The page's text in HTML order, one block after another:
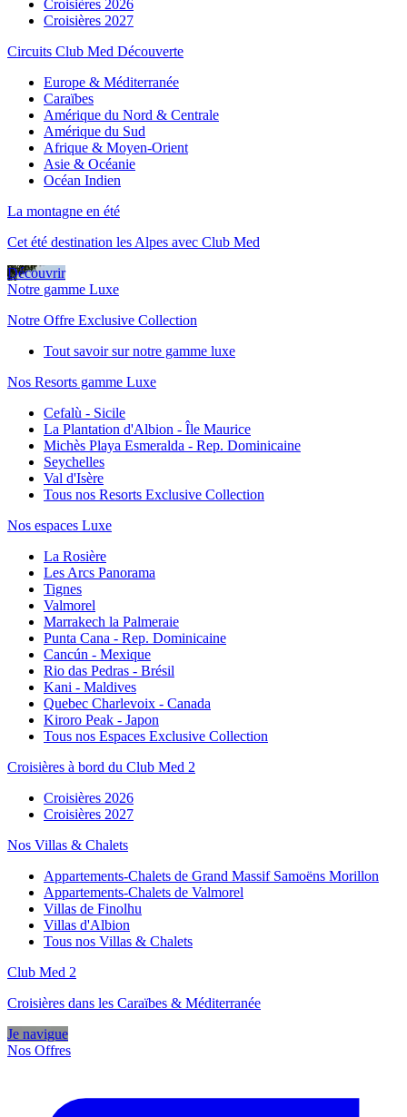
Croisières 2026
Croisières 2027
Circuits Club Med Découverte
Europe & Méditerranée
Caraïbes
Amérique du Nord & Centrale
Amérique du Sud
Afrique & Moyen-Orient
Asie & Océanie
Océan Indien
La montagne en été
Cet été destination les Alpes avec Club Med
Découvrir
Notre gamme Luxe
Notre Offre Exclusive Collection
Tout savoir sur notre gamme luxe
Nos Resorts gamme Luxe
Cefalù - Sicile
La Plantation d'Albion - Île Maurice
Michès Playa Esmeralda - Rep. Dominicaine
Seychelles
Val d'Isère
Tous nos Resorts Exclusive Collection
Nos espaces Luxe
La Rosière
Les Arcs Panorama
Tignes
Valmorel
Marrakech la Palmeraie
Punta Cana - Rep. Dominicaine
Cancún - Mexique
Rio das Pedras - Brésil
Kani - Maldives
Quebec Charlevoix - Canada
Kiroro Peak - Japon
Tous nos Espaces Exclusive Collection
Croisières à bord du Club Med 2
Croisières 2026
Croisières 2027
Nos Villas & Chalets
Appartements-Chalets de Grand Massif Samoëns Morillon
Appartements-Chalets de Valmorel
Villas de Finolhu
Villas d'Albion
Tous nos Villas & Chalets
Club Med 2
Croisières dans les Caraïbes & Méditerranée
Je navigue
Nos Offres